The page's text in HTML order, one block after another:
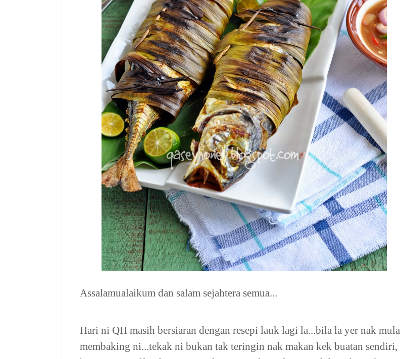
Assalamualaikum dan salam sejahtera semua...
Hari ni QH masih bersiaran dengan resepi lauk lagi la...bila la yer nak mula
membaking ni...tekak ni bukan tak teringin nak makan kek buatan sendiri,